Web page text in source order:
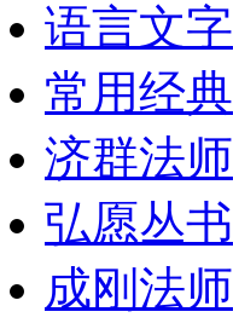
语言文字
常用经典
济群法师
弘愿丛书
成刚法师